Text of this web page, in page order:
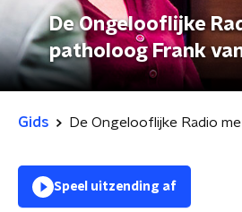
De Ongelooflijke
patholoog Frank
Gids
Speel uitzending af